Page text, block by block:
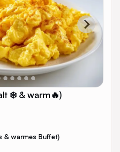
❄️ & warm🔥)
& warmes Buffet)